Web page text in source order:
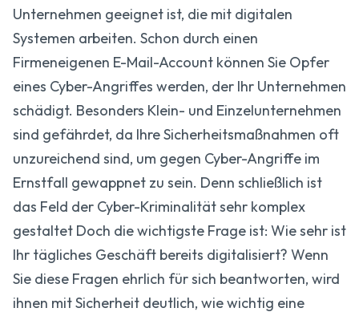
Unternehmen geeignet ist, die mit digitalen
Systemen arbeiten. Schon durch einen
Firmeneigenen E-Mail-Account können Sie Opfer
eines Cyber-Angriffes werden, der Ihr Unternehmen
schädigt. Besonders Klein- und Einzelunternehmen
sind gefährdet, da Ihre Sicherheitsmaßnahmen oft
unzureichend sind, um gegen Cyber-Angriffe im
Ernstfall gewappnet zu sein. Denn schließlich ist
das Feld der Cyber-Kriminalität sehr komplex
gestaltet Doch die wichtigste Frage ist: Wie sehr ist
Ihr tägliches Geschäft bereits digitalisiert? Wenn
Sie diese Fragen ehrlich für sich beantworten, wird
ihnen mit Sicherheit deutlich, wie wichtig eine